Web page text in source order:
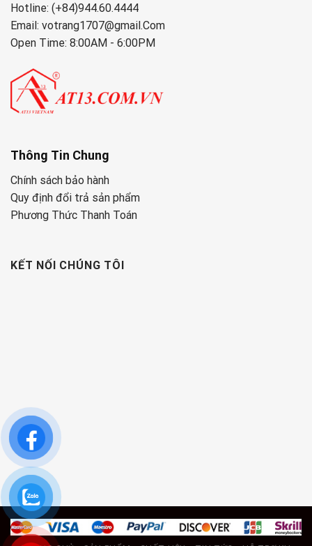
Hotline: (+84)944.60.4444
Email: votrang1707@gmail.Com
Open Time: 8:00AM - 6:00PM
Thông Tin Chung
Chính sách bảo hành
Quy định đổi trả sản phẩm
Phương Thức Thanh Toán
KẾT NỐI CHÚNG TÔI